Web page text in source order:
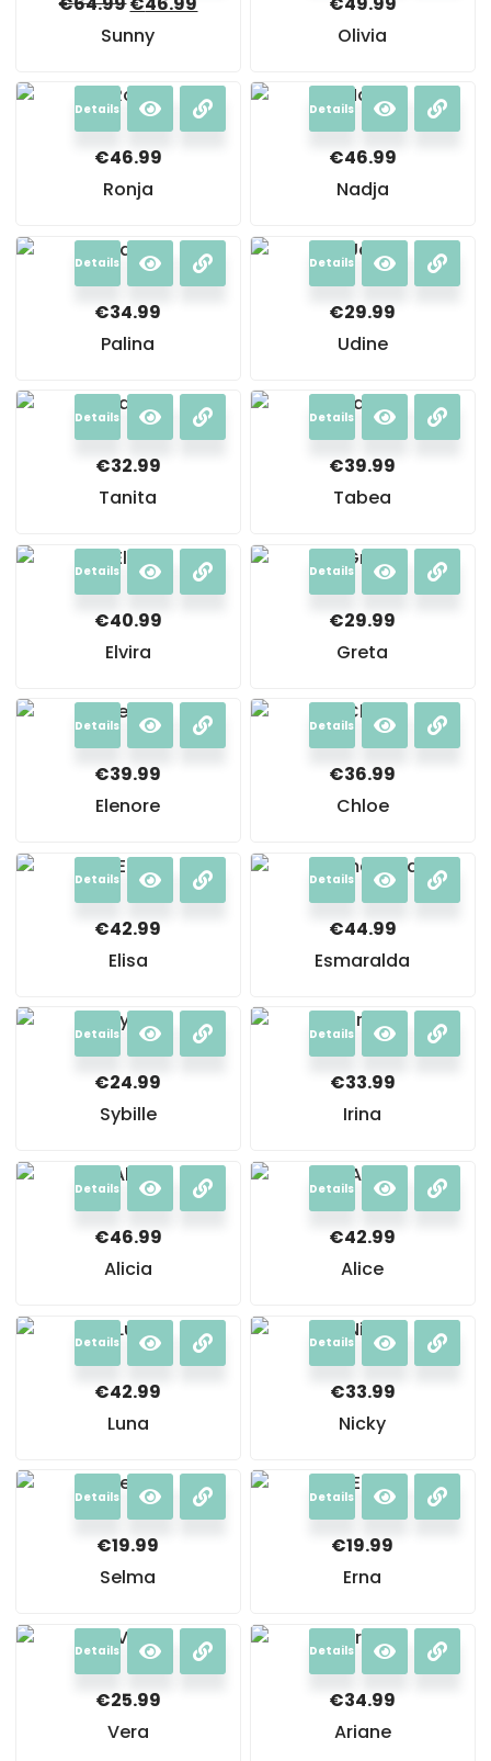
Sunny
Olivia
Details
€46.99
Ronja
Details
€46.99
Nadja
Details
€34.99
Palina
Details
€29.99
Udine
Details
€32.99
Tanita
Details
€39.99
Tabea
Details
€40.99
Elvira
Details
€29.99
Greta
Details
€39.99
Elenore
Details
€36.99
Chloe
Details
€42.99
Elisa
Details
€44.99
Esmaralda
Details
€24.99
Sybille
Details
€33.99
Irina
Details
€46.99
Alicia
Details
€42.99
Alice
Details
€42.99
Luna
Details
€33.99
Nicky
Details
€19.99
Selma
Details
€19.99
Erna
Details
€25.99
Vera
Details
€34.99
Ariane